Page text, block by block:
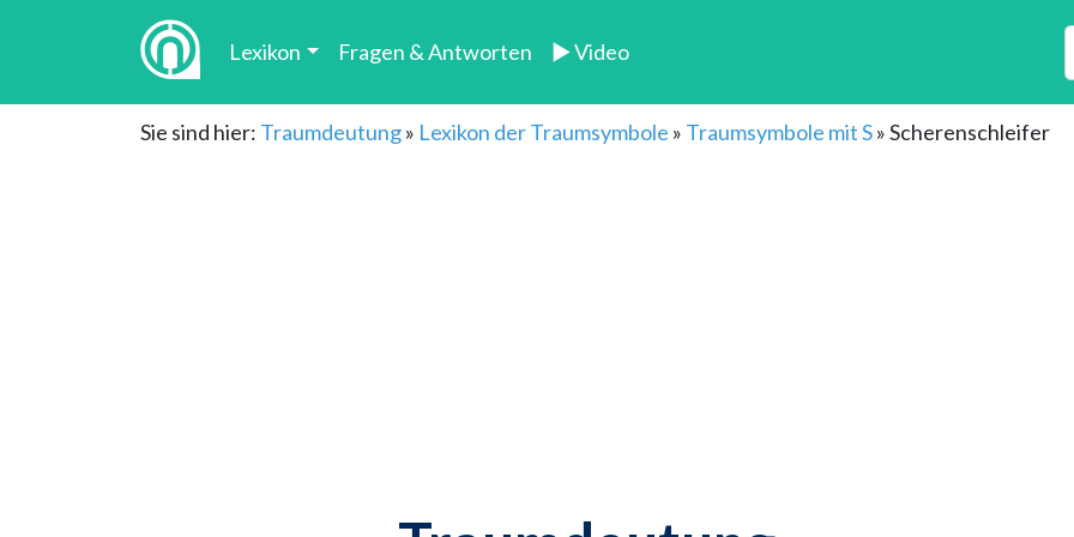
Lexikon Fragen & Antworten ► Video
Sie sind hier: Traumdeutung» Lexikon der Traumsymbole » Traumsymbole mit S»Scherenschleifer